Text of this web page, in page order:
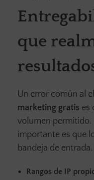
que
Un error común al
marketing gratis es
volumen permitido.
importante es que
bandeja de
Rangos de IP